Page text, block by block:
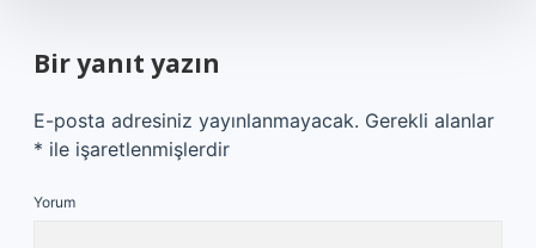
Bir yanıt yazın
E-posta adresiniz yayınlanmayacak. Gerekli alanlar
* ile işaretlenmişlerdir
Yorum